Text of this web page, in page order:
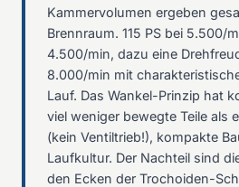
Kammervolumen ergeben
Brennraum. 115 PS bei 5.500/
4.500/min, dazu eine
8.000/min mit
Lauf. Das Wankel-Prinzip hat
viel weniger bewegte Teile als
(kein Ventiltrieb!), kompakte
Laufkultur. Der Nachteil sind
den Ecken der Trochoiden-